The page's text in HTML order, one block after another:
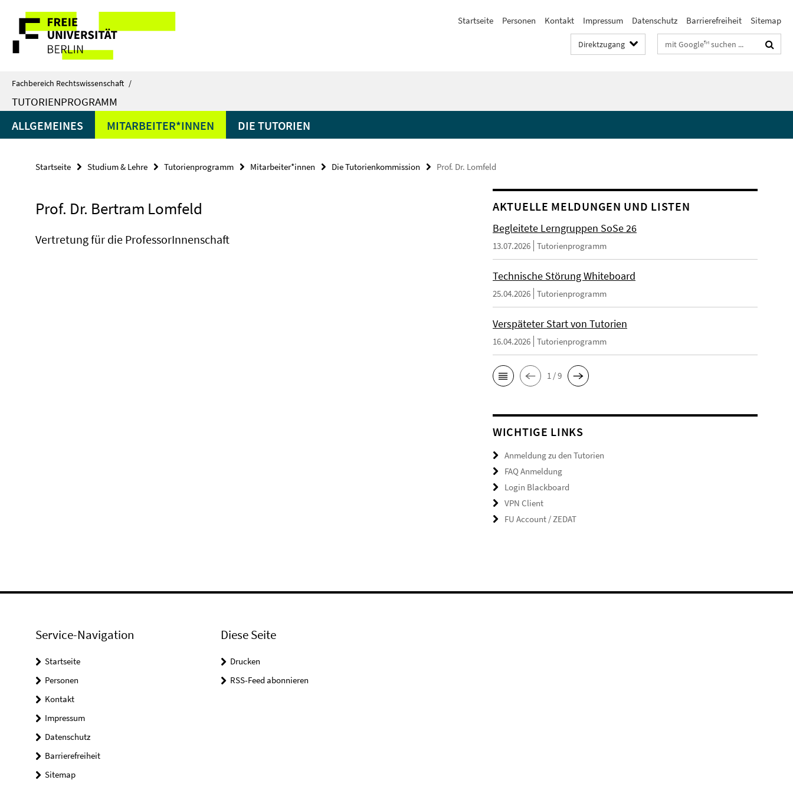
direkt
Inhalt
Service-
Navigation
Startseite Personen Kontakt Impressum Datenschutz Barrierefreiheit Sitemap
Direktzugang Suchbegriffe
Fachbereich Rechtswissenschaft /
TUTORIENPROGRAMM
ALLGEMEINES MITARBEITER*INNEN DIE TUTORIEN
Startseite Studium & Lehre Tutorienprogramm Mitarbeiter*innen Die Tutorienkommission Prof. Dr. Lomfeld
Prof. Dr. Bertram Lomfeld
Vertretung für die ProfessorInnenschaft
AKTUELLE MELDUNGEN UND LISTEN
Begleitete Lerngruppen SoSe 26
13.07.2026 Tutorienprogramm
Technische Störung Whiteboard
25.04.2026 Tutorienprogramm
Verspäteter Start von Tutorien
16.04.2026 Tutorienprogramm
1 / 9
WICHTIGE LINKS
Anmeldung zu den Tutorien
FAQ Anmeldung
Login Blackboard
VPN Client
FU Account / ZEDAT
Service-Navigation
Startseite
Personen
Kontakt
Impressum
Datenschutz
Barrierefreiheit
Sitemap
Diese Seite
Drucken
RSS-Feed abonnieren